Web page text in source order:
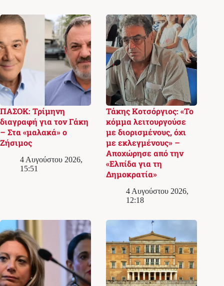
ΠΑΣΟΚ: Τρίμηνη
διαγραφή για τον Γάκη
– Στα «μαλακά» ο
Ζήσιμος
4 Αυγούστου 2026,
15:51
Τάκης Κοτσόργιος: «Το
κόμμα λειτουργούσε
με διορισμένους, όχι
με εκλεγμένους» –
Αποχώρησε από την
«Ελπίδα για τη
Δημοκρατία»
4 Αυγούστου 2026,
12:18